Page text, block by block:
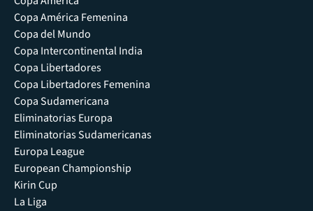
Copa América Femenina
Copa del Mundo
Copa Intercontinental India
Copa Libertadores
Copa Libertadores Femenina
Copa Sudamericana
Eliminatorias Europa
Eliminatorias Sudamericanas
Europa League
European Championship
Kirin Cup
La Liga